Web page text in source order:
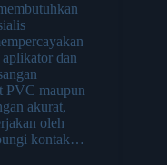
dan
PVC maupun
akurat,
oleh
kontak…